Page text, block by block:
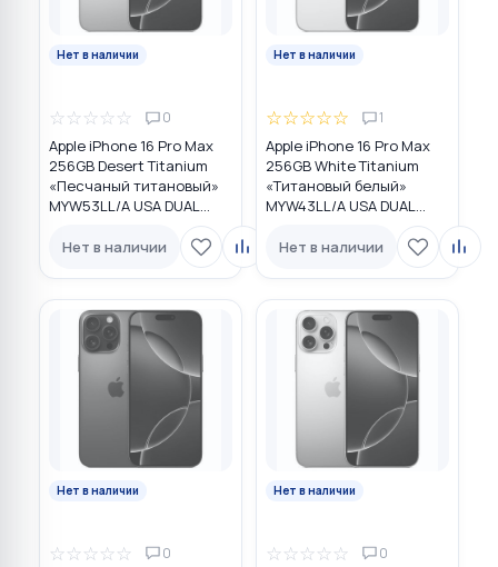
Нет в наличии
☆☆☆☆☆ 0
Apple iPhone 16 Pro Max
256GB Desert Titanium
«Песчаный титановый»
MYW53LL/A USA DUAL
Нет в наличии
Нет в наличии
☆☆☆☆☆ 1
Apple iPhone 16 Pro Max
256GB White Titanium
«Титановый белый»
MYW43LL/A USA DUAL
Нет в наличии
Нет в наличии
☆☆☆☆☆ 0
Нет в наличии
☆☆☆☆☆ 0